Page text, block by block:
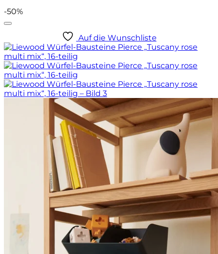
-50%
Auf die Wunschliste